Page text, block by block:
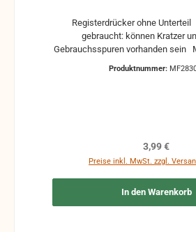
Registerdrücker ohne Unterteil aus China
gebraucht: können Kratzer
Gebrauchsspuren vorhanden sein Maße ca.: Breite:
Produktnummer:
Regulärer
3,99 €
Preise inkl. MwSt. zzgl.
In den Warenkorb